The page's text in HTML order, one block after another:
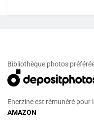
Bibliothèque photos
Enerzine est rémunéré
AMAZON